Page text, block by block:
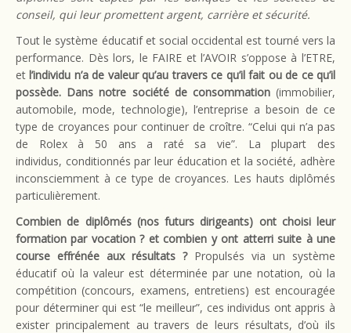
conseil, qui leur promettent argent, carrière et sécurité.
Tout le système éducatif et social occidental est tourné vers la
performance. Dès lors, le FAIRE et l’AVOIR s’oppose à l’ETRE,
et l’individu n’a de valeur qu’au travers ce qu’il fait ou de ce qu’il
possède. Dans notre société de consommation(immobilier,
automobile, mode, technologie), l’entreprise a besoin de ce
type de croyances pour continuer de croître. “Celui qui n’a pas
de Rolex à 50 ans a raté sa vie”. La plupart des
individus, conditionnés par leur éducation et la société, adhère
inconsciemment à ce type de croyances. Les hauts diplômés
particulièrement.
Combien de diplômés (nos futurs dirigeants) ont choisi leur
formation par vocation ? et combien y ont atterri suite à une
course effrénée aux résultats ?Propulsés via un système
éducatif où la valeur est déterminée par une notation, où la
compétition (concours, examens, entretiens) est encouragée
pour déterminer qui est “le meilleur”, ces individus ont appris à
exister principalement au travers de leurs résultats, d’où ils